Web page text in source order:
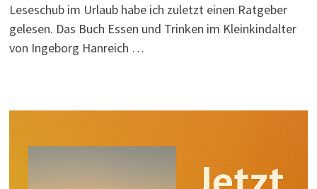
Leseschub im Urlaub habe ich zuletzt einen Ratgeber
gelesen. Das Buch Essen und Trinken im Kleinkindalter
von Ingeborg Hanreich …